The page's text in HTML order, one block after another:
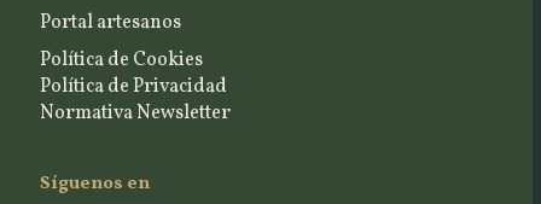
Portal artesanos
Política de Cookies
Política de Privacidad
Normativa Newsletter
Síguenos en